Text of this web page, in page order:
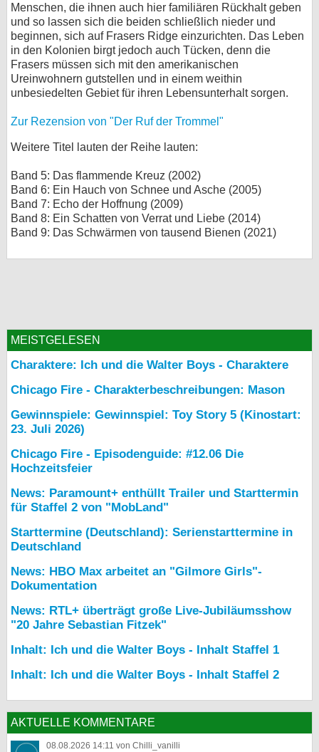
Menschen, die ihnen auch hier familiären Rückhalt geben
und so lassen sich die beiden schließlich nieder und
beginnen, sich auf Frasers Ridge einzurichten. Das Leben
in den Kolonien birgt jedoch auch Tücken, denn die
Frasers müssen sich mit den amerikanischen
Ureinwohnern gutstellen und in einem weithin
unbesiedelten Gebiet für ihren Lebensunterhalt sorgen.
Zur Rezension von "Der Ruf der Trommel"
Weitere Titel lauten der Reihe lauten:
Band 5: Das flammende Kreuz (2002)
Band 6: Ein Hauch von Schnee und Asche (2005)
Band 7: Echo der Hoffnung (2009)
Band 8: Ein Schatten von Verrat und Liebe (2014)
Band 9: Das Schwärmen von tausend Bienen (2021)
MEISTGELESEN
Charaktere: Ich und die Walter Boys - Charaktere
Chicago Fire - Charakterbeschreibungen: Mason
Gewinnspiele: Gewinnspiel: Toy Story 5 (Kinostart:
23. Juli 2026)
Chicago Fire - Episodenguide: #12.06 Die
Hochzeitsfeier
News: Paramount+ enthüllt Trailer und Starttermin
für Staffel 2 von "MobLand"
Starttermine (Deutschland): Serienstarttermine in
Deutschland
News: HBO Max arbeitet an "Gilmore Girls"-
Dokumentation
News: RTL+ überträgt große Live-Jubiläumsshow
"20 Jahre Sebastian Fitzek"
Inhalt: Ich und die Walter Boys - Inhalt Staffel 1
Inhalt: Ich und die Walter Boys - Inhalt Staffel 2
AKTUELLE KOMMENTARE
08.08.2026 14:11 von Chilli_vanilli